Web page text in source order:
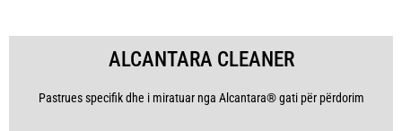
ALCANTARA CLEANER
Pastrues specifik dhe i miratuar nga Alcantara® gati për përdorim